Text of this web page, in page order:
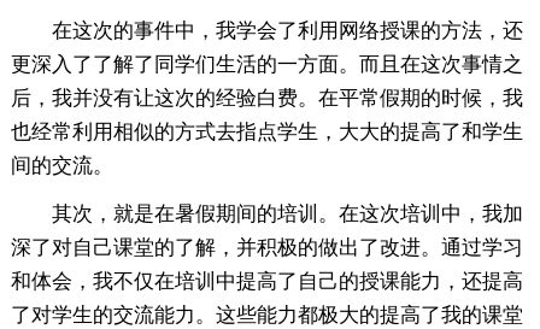
在这次的事件中，我学会了利用网络授课的方法，还
更深入了了解了同学们生活的一方面。而且在这次事情之
后，我并没有让这次的经验白费。在平常假期的时候，我
也经常利用相似的方式去指点学生，大大的提高了和学生
间的交流。
其次，就是在暑假期间的培训。在这次培训中，我加
深了对自己课堂的了解，并积极的做出了改进。通过学习
和体会，我不仅在培训中提高了自己的授课能力，还提高
了对学生的交流能力。这些能力都极大的提高了我的课堂